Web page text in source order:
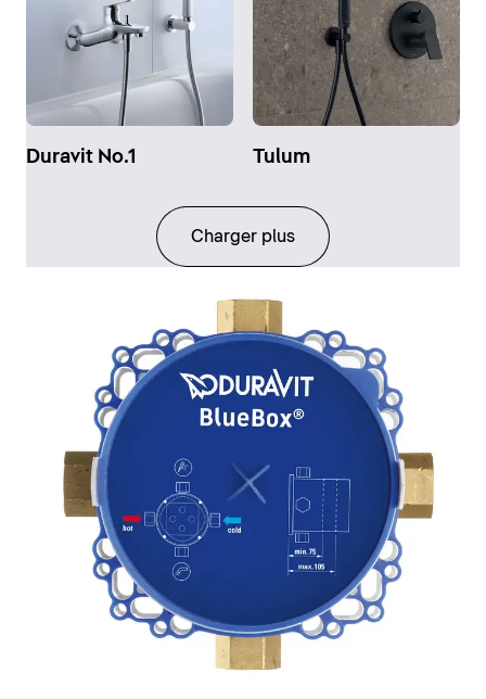
Duravit No.1 Tulum
Charger plus